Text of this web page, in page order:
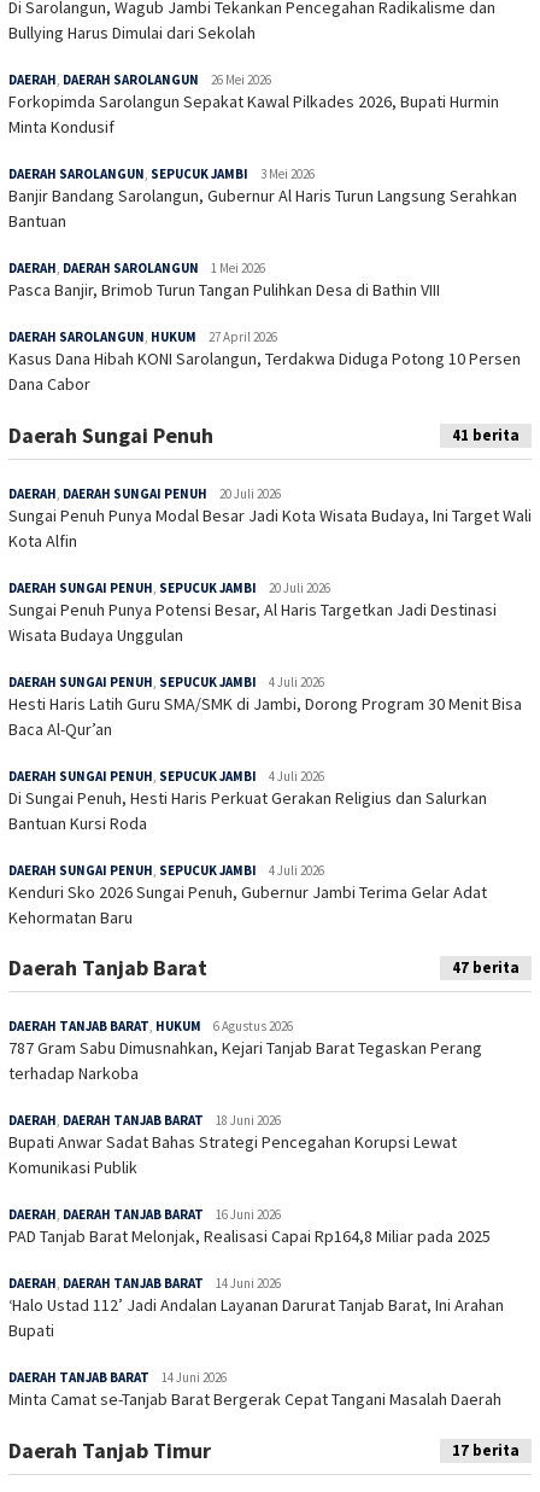
Di Sarolangun, Wagub Jambi Tekankan Pencegahan Radikalisme dan
Bullying Harus Dimulai dari Sekolah
DAERAH, DAERAH SAROLANGUN 26 Mei 2026
Forkopimda Sarolangun Sepakat Kawal Pilkades 2026, Bupati Hurmin
Minta Kondusif
DAERAH SAROLANGUN, SEPUCUK JAMBI 3 Mei 2026
Banjir Bandang Sarolangun, Gubernur Al Haris Turun Langsung Serahkan
Bantuan
DAERAH, DAERAH SAROLANGUN 1 Mei 2026
Pasca Banjir, Brimob Turun Tangan Pulihkan Desa di Bathin VIII
DAERAH SAROLANGUN, HUKUM 27 April 2026
Kasus Dana Hibah KONI Sarolangun, Terdakwa Diduga Potong 10 Persen
Dana Cabor
Daerah Sungai Penuh 41 berita
DAERAH DAERAH SUNGAI PENUH 20 Juli 2026
Sungai Penuh Punya Modal Besar Jadi Kota Wisata Budaya, Ini Target Wali
Kota Alfin
DAERAH SUNGAI PENUH SEPUCUK JAMBI 20 Juli 2026
Sungai Penuh Punya Potensi Besar, Al Haris Targetkan Jadi Destinasi
Wisata Budaya Unggulan
DAERAH SUNGAI PENUH SEPUCUK JAMBI 4 Juli 2026
Hesti Haris Latih Guru SMA/SMK di Jambi, Dorong Program 30 Menit Bisa
Baca Al-Qur’an
DAERAH SUNGAI PENUH SEPUCUK JAMBI 4 Juli 2026
Di Sungai Penuh, Hesti Haris Perkuat Gerakan Religius dan Salurkan
Bantuan Kursi Roda
DAERAH SUNGAI PENUH SEPUCUK JAMBI 4 Juli 2026
Kenduri Sko 2026 Sungai Penuh, Gubernur Jambi Terima Gelar Adat
Kehormatan Baru
Daerah Tanjab Barat 47 berita
DAERAH TANJAB BARAT, HUKUM 6 Agustus 2026
787 Gram Sabu Dimusnahkan, Kejari Tanjab Barat Tegaskan Perang
terhadap Narkoba
DAERAH, DAERAH TANJAB BARAT 18 Juni 2026
Bupati Anwar Sadat Bahas Strategi Pencegahan Korupsi Lewat
Komunikasi Publik
DAERAH, DAERAH TANJAB BARAT 16 Juni 2026
PAD Tanjab Barat Melonjak, Realisasi Capai Rp164,8 Miliar pada 2025
DAERAH, DAERAH TANJAB BARAT 14 Juni 2026
‘Halo Ustad 112’ Jadi Andalan Layanan Darurat Tanjab Barat, Ini Arahan
Bupati
DAERAH TANJAB BARAT 14 Juni 2026
Minta Camat se-Tanjab Barat Bergerak Cepat Tangani Masalah Daerah
Daerah Tanjab Timur 17 berita